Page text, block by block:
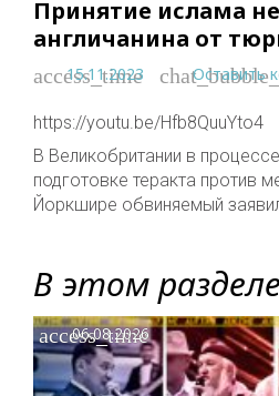
Принятие ислама
англичанина от
access_time
15.11.2023 Оставить
https://youtu.be/Hfb8QuuYto4
В Великобритании в
подготовке теракта против
Йоркшире обвиняемый
В этом
access_time
06.08.2026